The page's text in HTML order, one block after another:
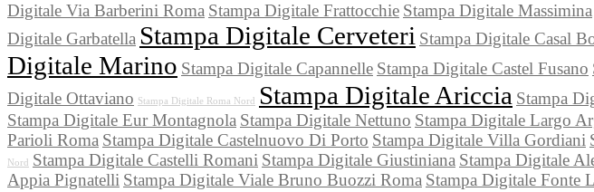
Digitale Via Barberini Roma Stampa Digitale Frattocchie Stampa Digitale Massimina
Digitale Garbatella Stampa Digitale Cerveteri Stampa Digitale Casal
Digitale Marino Stampa Digitale Capannelle Stampa Digitale Castel Fusano
Digitale Ottaviano Stampa Digitale Roma Nord Stampa Digitale Ariccia Stampa
Stampa Digitale Eur Montagnola Stampa Digitale Nettuno Stampa Digitale Largo
Parioli Roma Stampa Digitale Castelnuovo Di Porto Stampa Digitale Villa Gordiani
Nord
Stampa Digitale Castelli Romani Stampa Digitale Giustiniana Stampa Digitale
Appia Pignatelli Stampa Digitale Viale Bruno Buozzi Roma Stampa Digitale Fonte